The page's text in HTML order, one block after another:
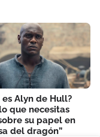
es Alyn de Hull?
que necesitas
su papel en
del dragón”